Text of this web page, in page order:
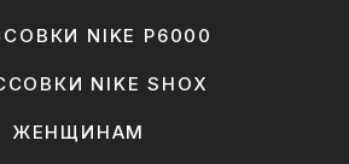
NIKE P6000
NIKE SHOX
ЖЕНЩИНАМ